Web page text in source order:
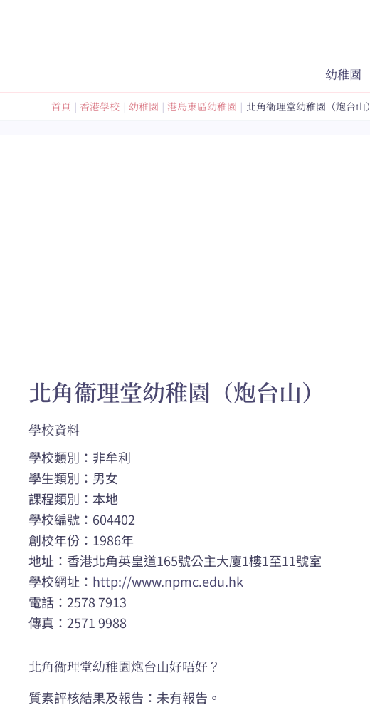
幼稚園
首頁 香港學校 幼稚園 港島東區幼稚園 北角衞理堂幼稚園（炮台山）
北角衞理堂幼稚園（炮台山）
學校資料
學校類別：非牟利
學生類別：男女
課程類別：本地
學校編號：604402
創校年份：1986年
地址：香港北角英皇道165號公主大廈1樓1至11號室
學校網址： http://www.npmc.edu.hk
電話：2578 7913
傳真：2571 9988
北角衞理堂幼稚園炮台山好唔好？
質素評核結果及報告：未有報告。